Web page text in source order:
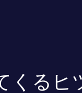
くるヒ